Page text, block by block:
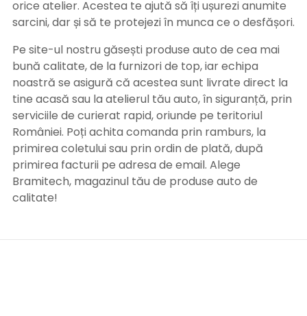
orice atelier. Acestea te ajută să îți ușurezi anumite
sarcini, dar și să te protejezi în munca ce o desfășori.
Pe site-ul nostru găsești produse auto de cea mai
bună calitate, de la furnizori de top, iar echipa
noastră se asigură că acestea sunt livrate direct la
tine acasă sau la atelierul tău auto, în siguranță, prin
serviciile de curierat rapid, oriunde pe teritoriul
României. Poți achita comanda prin ramburs, la
primirea coletului sau prin ordin de plată, după
primirea facturii pe adresa de email. Alege
Bramitech, magazinul tău de produse auto de
calitate!